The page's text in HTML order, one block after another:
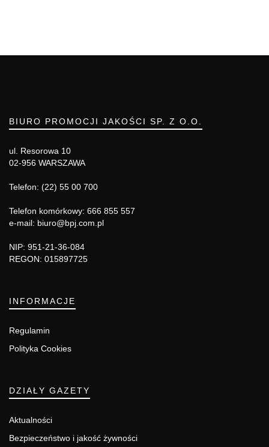
BIURO PROMOCJI JAKOŚCI SP. Z O.O.
ul. Resorowa 10
02-956 WARSZAWA
Telefon: (22) 55 00 700
Telefon komórkowy: 666 855 557
e-mail: biuro@bpj.com.pl
NIP: 951-21-36-084
REGON: 015897725
INFORMACJE
Regulamin
Polityka Cookies
DZIAŁY GAZETY
Aktualności
Bezpieczeństwo i jakość żywności